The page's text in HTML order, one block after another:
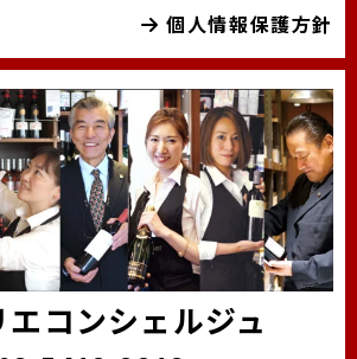
個人情報保護方針
エコンシェルジュ